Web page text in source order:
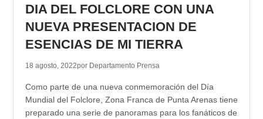
DIA DEL FOLCLORE CON UNA
NUEVA PRESENTACION DE
ESENCIAS DE MI TIERRA
18 agosto, 2022por Departamento Prensa
Como parte de una nueva conmemoración del Día
Mundial del Folclore, Zona Franca de Punta Arenas tiene
preparado una serie de panoramas para los fanáticos de